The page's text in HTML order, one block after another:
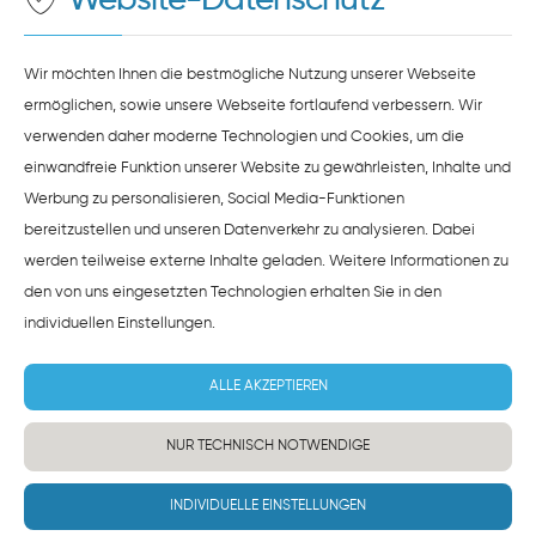
ZUSTIMMEN
HINWEISE ZUM DATENSCHUTZ
Wir möchten Ihnen die bestmögliche Nutzung unserer Webseite
ermöglichen, sowie unsere Webseite fortlaufend verbessern. Wir
verwenden daher moderne Technologien und Cookies, um die
einwandfreie Funktion unserer Website zu gewährleisten, Inhalte und
Werbung zu personalisieren, Social Media-Funktionen
bereitzustellen und unseren Datenverkehr zu analysieren. Dabei
werden teilweise externe Inhalte geladen. Weitere Informationen zu
den von uns eingesetzten Technologien erhalten Sie in den
individuellen Einstellungen.
ALLE AKZEPTIEREN
NUR TECHNISCH NOTWENDIGE
INDIVIDUELLE EINSTELLUNGEN